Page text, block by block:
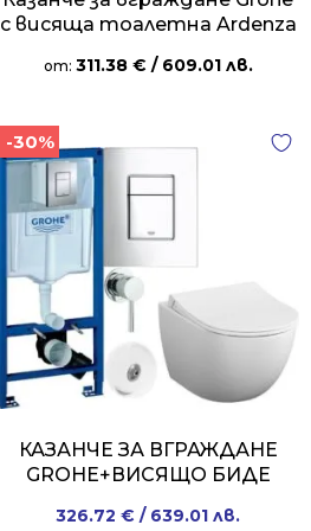
с висяща тоалетна Ardenza
от: 311.38 € / 609.01 лв.
-30%
КАЗАНЧЕ ЗА ВГРАЖДАНЕ
GROHE+ВИСЯЩО БИДЕ
Original
326.72 € / 639.01 лв.
Current